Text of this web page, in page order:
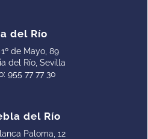
del Río
de Mayo, 89
del Río, Sevilla
955 77 77 30
del Río
Paloma, 12